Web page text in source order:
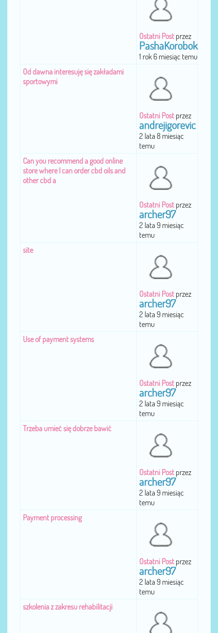
Ostatni Post przez
PashaKorobok
1 rok 6 miesiąc temu
Od dawna interesuję się zakładami
sportowymi
Ostatni Post przez
andrejigorevic
2 lata 8 miesiąc
temu
Can you recommend a good online
store where I can order cbd oils and
other cbd a
Ostatni Post przez
archer97
2 lata 9 miesiąc
temu
site
Ostatni Post przez
archer97
2 lata 9 miesiąc
temu
Use of payment systems
Ostatni Post przez
archer97
2 lata 9 miesiąc
temu
Trzeba umieć się dobrze bawić
Ostatni Post przez
archer97
2 lata 9 miesiąc
temu
Payment processing
Ostatni Post przez
archer97
2 lata 9 miesiąc
temu
szkolenia z zakresu rehabilitacji